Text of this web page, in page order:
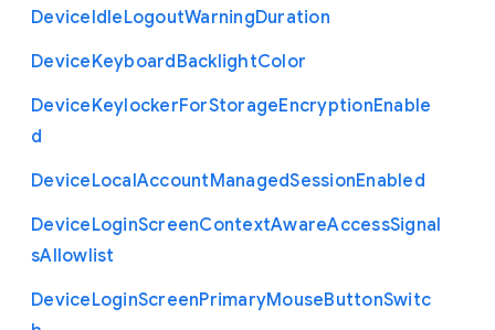
DeviceIdleLogoutWarningDuration
DeviceKeyboardBacklightColor
DeviceKeylockerForStorageEncryptionEnable
d
DeviceLocalAccountManagedSessionEnabled
DeviceLoginScreenContextAwareAccessSignal
sAllowlist
DeviceLoginScreenPrimaryMouseButtonSwitc